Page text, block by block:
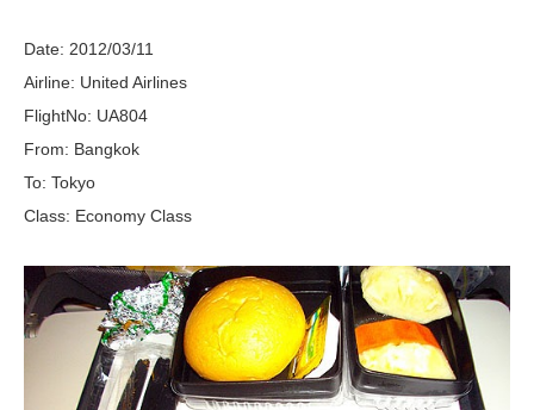
Date: 2012/03/11
Airline: United Airlines
FlightNo: UA804
From: Bangkok
To: Tokyo
Class: Economy Class